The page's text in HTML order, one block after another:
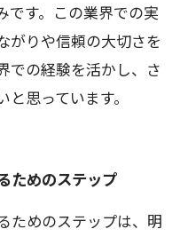
です。この業界での実
がりや信頼の大切さを
での経験を活かし、さ
思っています。
ためのステップ
ためのステップは、明